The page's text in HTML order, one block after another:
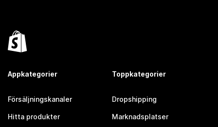
Appkategorier
Försäljningskanaler
Hitta produkter
Toppkategorier
Dropshipping
Marknadsplatser